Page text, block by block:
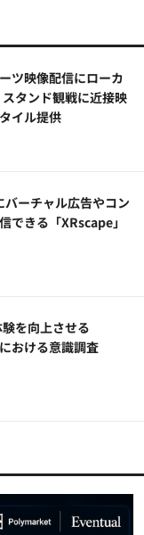
ツ映像配信にローカ
タンド観戦に近接映
イル提供
ーチャル広告やコン
できる「XRscape」
験を向上させる
おける意識調査